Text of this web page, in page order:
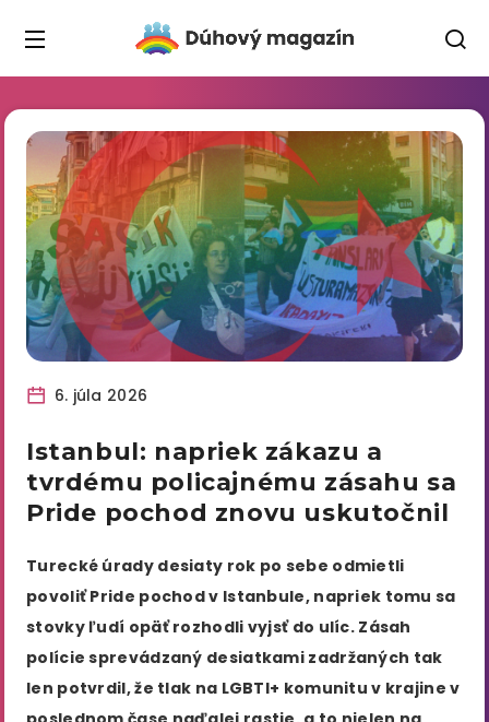
6. júla 2026
Istanbul: napriek zákazu a
tvrdému policajnému zásahu sa
Pride pochod znovu uskutočnil
Turecké úrady desiaty rok po sebe odmietli
povoliť Pride pochod v Istanbule, napriek tomu sa
stovky ľudí opäť rozhodli vyjsť do ulíc. Zásah
polície sprevádzaný desiatkami zadržaných tak
len potvrdil, že tlak na LGBTI+ komunitu v krajine v